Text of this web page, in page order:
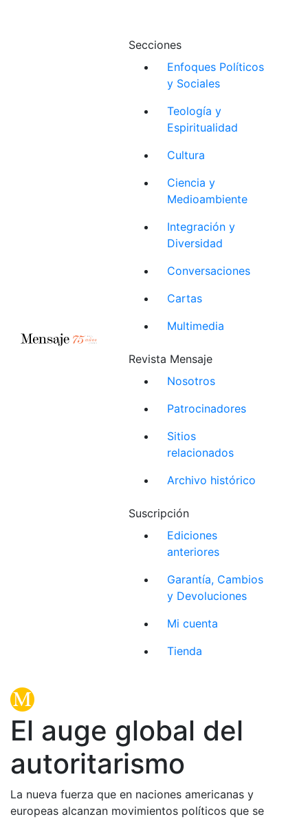
Secciones
Enfoques Políticos
y Sociales
Teología y
Espiritualidad
Cultura
Ciencia y
Medioambiente
Integración y
Diversidad
Conversaciones
Cartas
Multimedia
Revista Mensaje
Nosotros
Patrocinadores
Sitios
relacionados
Archivo histórico
Suscripción
Ediciones
anteriores
Garantía, Cambios
y Devoluciones
Mi cuenta
Tienda
El auge global del
autoritarismo
La nueva fuerza que en naciones americanas y
europeas alcanzan movimientos políticos que se